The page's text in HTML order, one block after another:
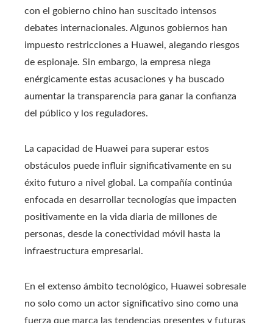
con el gobierno chino han suscitado intensos
debates internacionales. Algunos gobiernos han
impuesto restricciones a Huawei, alegando riesgos
de espionaje. Sin embargo, la empresa niega
enérgicamente estas acusaciones y ha buscado
aumentar la transparencia para ganar la confianza
del público y los reguladores.
La capacidad de Huawei para superar estos
obstáculos puede influir significativamente en su
éxito futuro a nivel global. La compañía continúa
enfocada en desarrollar tecnologías que impacten
positivamente en la vida diaria de millones de
personas, desde la conectividad móvil hasta la
infraestructura empresarial.
En el extenso ámbito tecnológico, Huawei sobresale
no solo como un actor significativo sino como una
fuerza que marca las tendencias presentes y futuras